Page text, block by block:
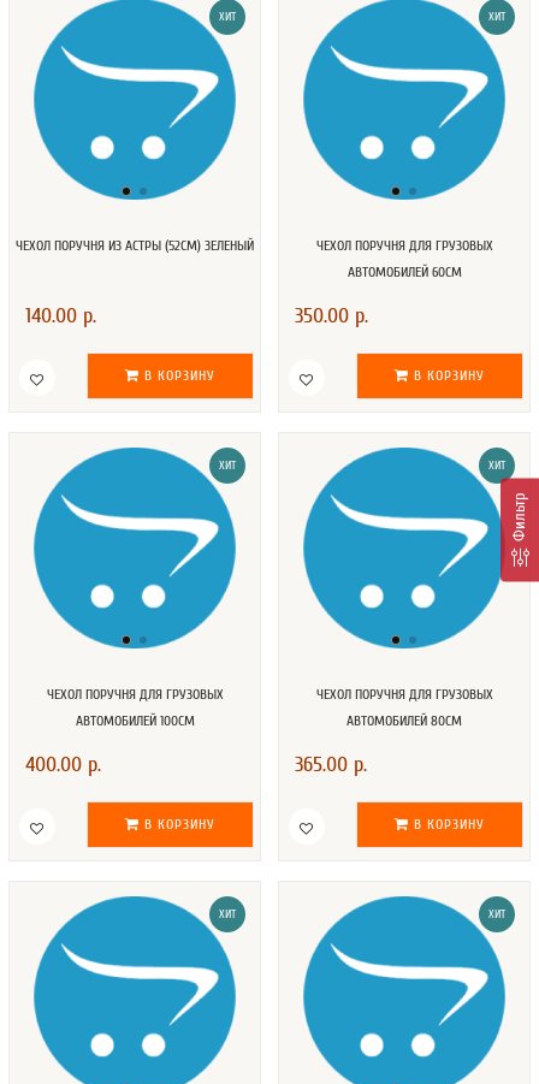
ХИТ
ЧЕХОЛ ПОРУЧНЯ ИЗ АСТРЫ (52СМ) ЗЕЛЕНЫЙ
140.00 р.
В КОРЗИНУ
ХИТ
ЧЕХОЛ ПОРУЧНЯ ДЛЯ ГРУЗОВЫХ
АВТОМОБИЛЕЙ 60СМ
350.00 р.
В КОРЗИНУ
ХИТ
ЧЕХОЛ ПОРУЧНЯ ДЛЯ ГРУЗОВЫХ
АВТОМОБИЛЕЙ 100СМ
400.00 р.
В КОРЗИНУ
ХИТ
ЧЕХОЛ ПОРУЧНЯ ДЛЯ ГРУЗОВЫХ
АВТОМОБИЛЕЙ 80СМ
365.00 р.
В КОРЗИНУ
ХИТ ХИТ
Фильтр